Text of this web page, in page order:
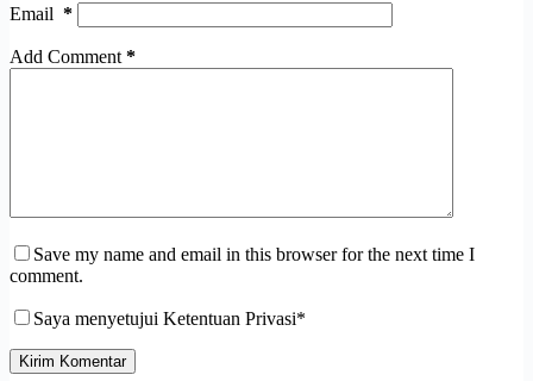
Email *
Add Comment *
Save my name and email in this browser for the next time I
comment.
Saya menyetujui Ketentuan Privasi*
Kirim Komentar